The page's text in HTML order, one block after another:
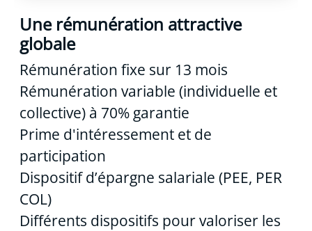
Une rémunération attractive
globale
Rémunération fixe sur 13 mois
Rémunération variable (individuelle et
collective) à 70% garantie
Prime d'intéressement et de
participation
Dispositif d’épargne salariale (PEE, PER
COL)
Différents dispositifs pour valoriser les